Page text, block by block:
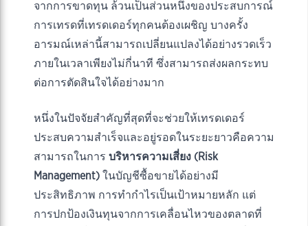
จากการขาดทุน ล้วนเป็นส่วนหนึ่งของประสบการณ์
การเทรดที่เทรดเดอร์ทุกคนต้องเผชิญ บางครั้ง
อารมณ์เหล่านี้สามารถเปลี่ยนแปลงได้อย่างรวดเร็ว
ภายในเวลาเพียงไม่กี่นาที ซึ่งสามารถส่งผลกระทบ
ต่อการตัดสินใจได้อย่างมาก
หนึ่งในปัจจัยสำคัญที่สุดที่จะช่วยให้เทรดเดอร์
ประสบความสำเร็จและอยู่รอดในระยะยาวคือความ
สามารถในการ บริหารความเสี่ยง (Risk
Management) ในบัญชีซื้อขายได้อย่างมี
ประสิทธิภาพ การทำกำไรเป็นเป้าหมายหลัก แต่
การปกป้องเงินทุนจากการเคลื่อนไหวของตลาดที่